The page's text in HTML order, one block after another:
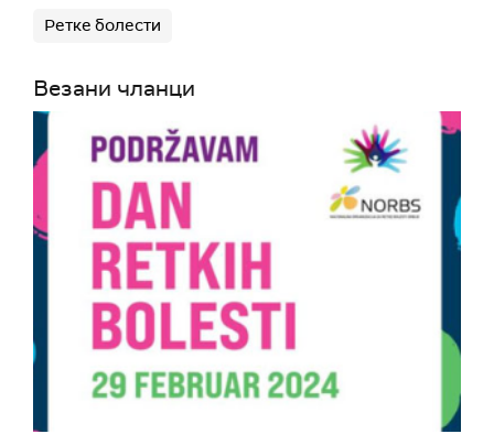
Ретке болести
Везани чланци